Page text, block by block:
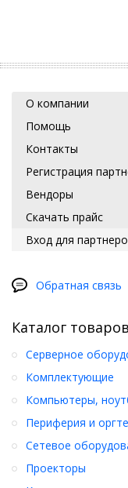
О компании
Помощь
Контакты
Регистрация
Вендоры
Скачать прайс
Вход для
Обратная связь
Каталог товаров
Серверное
Комплектующие
Компьютеры,
Периферия и
Сетевое
Проекторы